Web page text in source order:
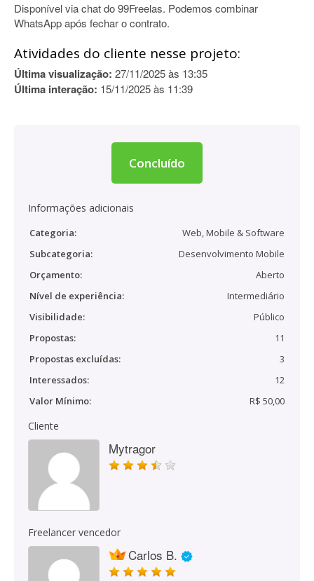
Disponível via chat do 99Freelas. Podemos combinar
WhatsApp após fechar o contrato.
Atividades do cliente nesse projeto:
Última visualização: 27/11/2025 às 13:35
Última interação: 15/11/2025 às 11:39
Concluído
Informações adicionais
Categoria:
Web, Mobile & Software
Subcategoria:
Desenvolvimento Mobile
Orçamento:
Aberto
Nível de experiência:
Intermediário
Visibilidade:
Público
Propostas:
11
Propostas excluídas:
3
Interessados:
12
Valor Mínimo:
R$ 50,00
Cliente
Mytragor
Freelancer vencedor
Carlos B.